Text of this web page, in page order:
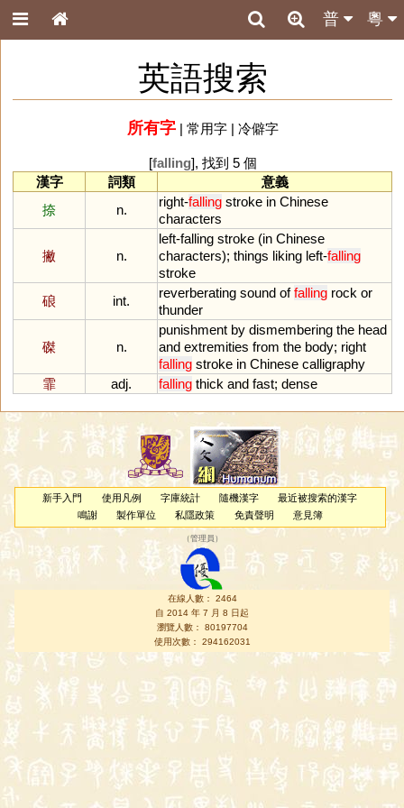
粵
普
英語搜索
所有字| 常用字| 冷僻字
[falling], 找到 5 個
漢字
詞類
意義
捺
n.
right-falling stroke in Chinese
characters
撇 n.
left-falling stroke (in Chinese
characters); things liking left-falling
stroke
硠
int.
reverberating sound of falling rock or
thunder
磔 n.
punishment by dismembering the head
and extremities from the body; right
falling stroke in Chinese calligraphy
霏
adj. falling thick and fast; dense
新手入門 使用凡例 字庫統計 隨機漢字
最近被搜索的漢字
鳴謝
製作單位 私隱政策 免責聲明 意見簿
（管理員 ）
在線人數： 2464
自 2014 年 7 月 8 日起
瀏覽人數： 80197704
使用次數： 294162031